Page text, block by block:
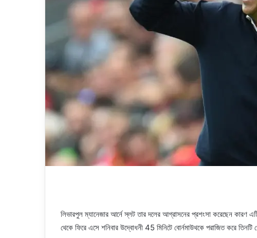
লিভারপুল ম্যানেজার আর্নে স্লট তার দলের আগ্রাসনের প্রশংসা করেছেন কারণ
থেকে ফিরে এসে শনিবার উদ্বোধনী 45 মিনিটে বোর্নমাউথকে পরাজিত করে